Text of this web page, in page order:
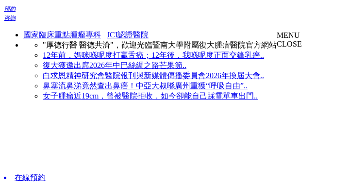
預約
咨詢
國家臨床重點腫瘤專科
JCI認證醫院
"厚德行醫 醫德共濟"，歡迎光臨暨南大學附屬復大腫瘤醫院官方網站
12年前，媽咪喺呢度打贏舌癌；12年後，我喺呢度正面交鋒乳癌..
復大獲邀出席2026年中巴絲綢之路芒果節..
白求恩精神研究會醫院報刊與新媒體傳播委員會2026年換屆大會..
鼻塞流鼻涕竟然查出鼻癌！中亞大叔喺廣州重獲“呼吸自由”..
女子腫瘤近19cm，曾被醫院拒收，如今卻能自己踩電單車出門..
MENU
CLOSE
在線預約